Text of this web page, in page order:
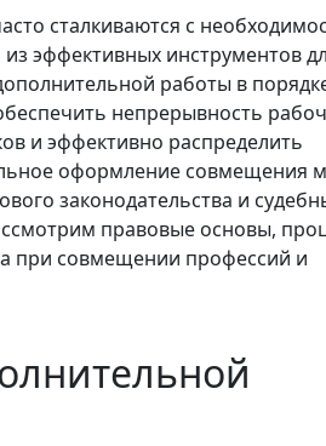
сталкиваются с
эффективных инструментов
работы в
непрерывность
и эффективно распределить
оформление совмещения
законодательства и
правовые основы,
при совмещении профессий и